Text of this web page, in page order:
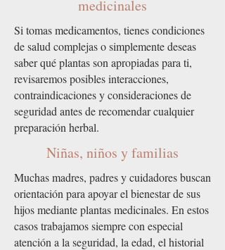
medicinales
Si tomas medicamentos, tienes condiciones
de salud complejas o simplemente deseas
saber qué plantas son apropiadas para ti,
revisaremos posibles interacciones,
contraindicaciones y consideraciones de
seguridad antes de recomendar cualquier
preparación herbal.
Niñas, niños y familias
Muchas madres, padres y cuidadores buscan
orientación para apoyar el bienestar de sus
hijos mediante plantas medicinales. En estos
casos trabajamos siempre con especial
atención a la seguridad, la edad, el historial